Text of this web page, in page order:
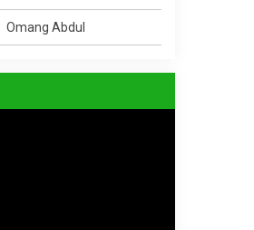
Omang Abdul